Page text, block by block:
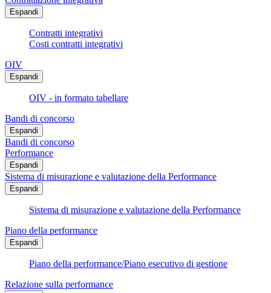
Espandi
Contratti integrativi
Costi contratti integrativi
OIV
Espandi
OIV - in formato tabellare
Bandi di concorso
Espandi
Bandi di concorso
Performance
Espandi
Sistema di misurazione e valutazione della Performance
Espandi
Sistema di misurazione e valutazione della Performance
Piano della performance
Espandi
Piano della performance/Piano esecutivo di gestione
Relazione sulla performance